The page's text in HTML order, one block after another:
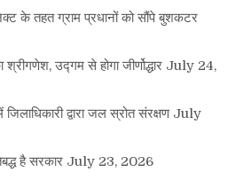
के तहत ग्राम प्रधानों को सौंपे बुशकटर
उद्गम से होगा जीर्णोद्धार July 24,
द्वारा जल स्रोत संरक्षण July
है सरकार July 23, 2026